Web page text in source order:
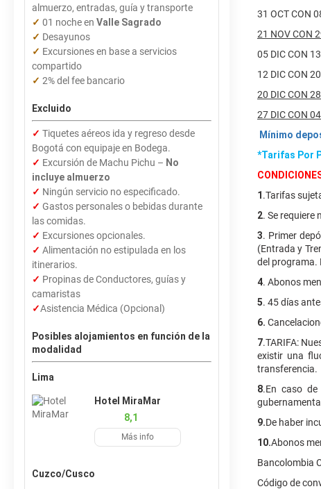
31 OCT CON
21 NOV
05 DIC CON
12 DIC
20
27 DIC
Mínimo
*Tarifas Por
1 .Tarifas
2. Se requiere
3. Primer
(Entrada y
del programa.
4. Abonos
5. 45 días
6.
7.TARIFA:
existir una
transferencia.
8.En caso
9.De haber
10.Abonos
Bancolombia
Código de
almuerzo, entradas, guía y transporte
✓ 01 noche en Valle Sagrado
✓ Desayunos
✓ Excursiones en base a servicios
compartido
✓ 2% del fee bancario
Excluido
✓ Tiquetes aéreos ida y regreso desde
Bogotá con equipaje en Bodega.
✓ Excursión de Machu Pichu – No
incluye almuerzo
✓ Ningún servicio no especificado.
✓ Gastos personales o bebidas durante
las comidas.
✓ Excursiones opcionales.
✓ Alimentación no estipulada en los
itinerarios.
✓ Propinas de Conductores, guías y
camaristas
✓Asistencia Médica (Opcional)
Posibles alojamientos en función de la
modalidad
Lima
Hotel MiraMar
8,1
Más info
Cuzco/Cusco